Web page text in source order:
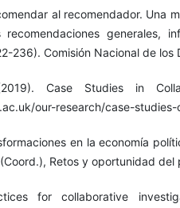
al recomendador. Una
generales,
236). Comisión Nacional de los
Case Studies in
our-research/case-
en la economía
Retos y oportunidad
for collaborative